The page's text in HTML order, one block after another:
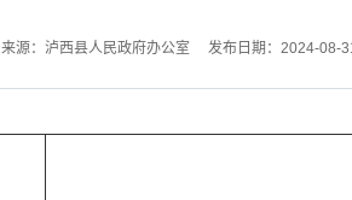
来源：泸西县人民政府办公室 发布日期：2024-08-